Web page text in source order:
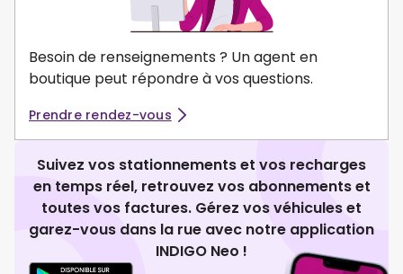
Besoin de renseignements ? Un agent en
boutique peut répondre à vos questions.
Prendre rendez-vous
Suivez vos stationnements et vos recharges
en temps réel, retrouvez vos abonnements et
toutes vos factures. Gérez vos véhicules et
garez-vous dans la rue avec notre application
INDIGO Neo !